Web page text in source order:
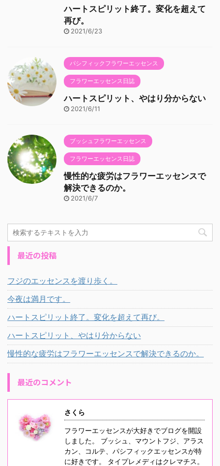
ハートスピリット終了。変化を超えて
再び。
2021/6/23
パシフィックフラワーエッセンス
フラワーエッセンス日誌
ハートスピリット、やはり分からない
2021/6/11
ブッシュフラワーエッセンス
フラワーエッセンス日誌
慢性的な疲労はフラワーエッセンスで
解決できるのか。
2021/6/7
最近の投稿
フジのエッセンスを渡り歩く。
今夜は満月です。
ハートスピリット終了。変化を超えて再び。
ハートスピリット、やはり分からない
慢性的な疲労はフラワーエッセンスで解決できるのか。
最近のコメント
さくら
フラワーエッセンスが大好きでブログを開設
しました。 ブッシュ、マウントフジ、アラス
カン、コルテ、パシフィックエッセンスが特
に好きです。 タイプレメディはクレマチス。